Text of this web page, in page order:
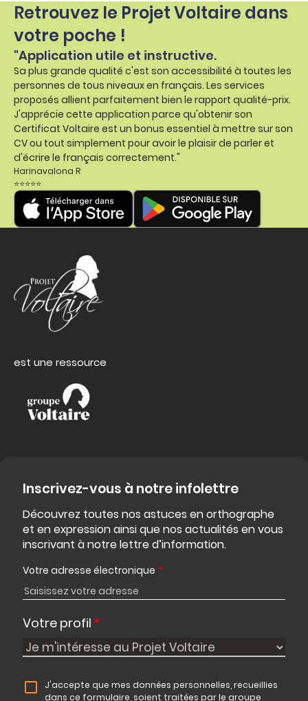
Retrouvez le Projet Voltaire dans
votre poche !
"Application utile et instructive.
Sa plus grande qualité c'est son accessibilité à toutes les
personnes de tous niveaux en français. Les services
proposés allient parfaitement bien le rapport qualité-prix.
J'apprécie cette application parce qu'obtenir son
Certificat Voltaire est un bonus essentiel à mettre sur son
CV ou tout simplement pour avoir le plaisir de parler et
d'écrire le français correctement."
Harinavalona R
⭐⭐⭐⭐⭐
est une ressource
Inscrivez-vous à notre infolettre
Découvrez toutes nos astuces en orthographe
et en expression ainsi que nos actualités en vous
inscrivant à notre lettre d’information.
Votre adresse électronique *
Votre profil *
J'accepte que mes données personnelles, recueillies
dans ce formulaire, soient traitées par le groupe